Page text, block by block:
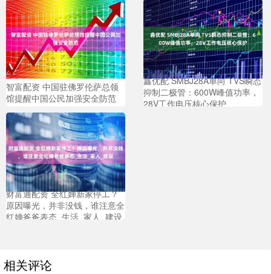
智富配资 中国驻佛罗伦萨总领
馆提醒中国公民加强安全防范
鑫优配 SMBJ28A单向 TVS瞬态
抑制二极管：600W峰值功率，
28V工作电压核心保护
财富通配资 全红婵新家停工？
原因曝光，并非没钱，谁注意全
红婵爸爸表态_生活_家人_建设
相关评论